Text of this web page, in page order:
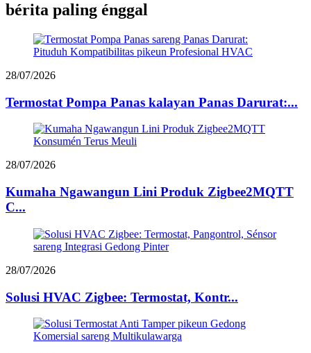
bérita paling énggal
28/07/2026
Termostat Pompa Panas kalayan Panas Darurat:...
28/07/2026
Kumaha Ngawangun Lini Produk Zigbee2MQTT
C...
28/07/2026
Solusi HVAC Zigbee: Termostat, Kontr...